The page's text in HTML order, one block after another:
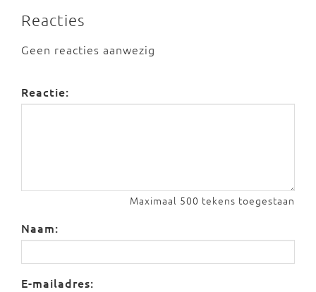
Reacties
Geen reacties aanwezig
Reactie:
Maximaal 500 tekens toegestaan
Naam:
E-mailadres: